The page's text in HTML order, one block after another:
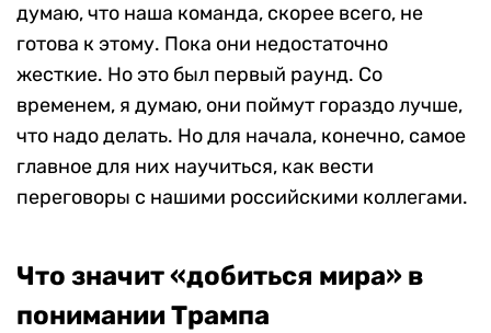
думаю, что наша команда, скорее всего, не
готова к этому. Пока они недостаточно
жесткие. Но это был первый раунд. Со
временем, я думаю, они поймут гораздо лучше,
что надо делать. Но для начала, конечно, самое
главное для них научиться, как вести
переговоры с нашими российскими коллегами.
Что значит «добиться мира» в
понимании Трампа